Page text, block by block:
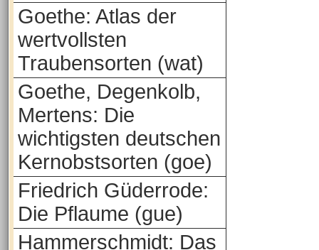
Goethe: Atlas der
wertvollsten
Traubensorten (wat)
Goethe, Degenkolb,
Mertens: Die
wichtigsten deutschen
Kernobstsorten (goe)
Friedrich Güderrode:
Die Pflaume (gue)
Hammerschmidt: Das